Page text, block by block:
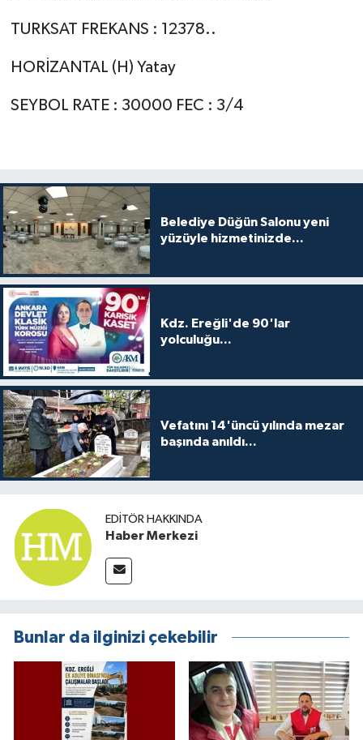
TURKSAT FREKANS : 12378..
HORİZANTAL (H) Yatay
SEYBOL RATE : 30000 FEC : 3/4
Belediye Düğün Salonu yeni
yüzüyle hizmetinizde...
Kdz. Ereğli'de 90'lar
yolculuğu...
Vefatını 14'üncü yılında mezar
başında anıldı...
EDITÖR HAKKINDA
Haber Merkezi
Bunlar da ilginizi çekebilir